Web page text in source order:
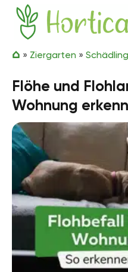
Zum Inhalt springen
Hortica
» Ziergarten »
Flöhe und
Wohnung